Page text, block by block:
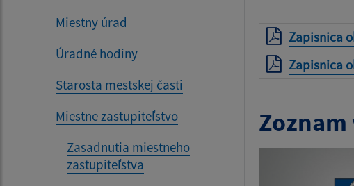
Miestny úrad
Úradné hodiny
Starosta mestskej časti
Miestne zastupiteľstvo
Zasadnutia miestneho
zastupiteľstva
Zapisnica
Zapisnica